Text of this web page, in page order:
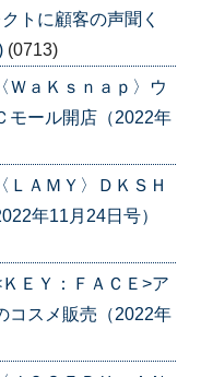
トに顧客の声聞く
(0713)
ａＫｓｎａｐ〉ウ
モール開店（2022年
ＡＭＹ〉ＤＫＳＨ
年11月24日号）
ＥＹ：ＦＡＣＥ>ア
コスメ販売（2022年